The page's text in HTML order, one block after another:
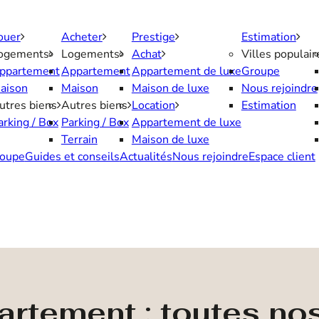
biens
/ Box
Acheter
Logements
Appartement
Maison
Autres biens
Parking / Box
Terrain
Prestige
Achat
Appartement de luxe
Maison de luxe
Location
Appartement de luxe
Maison de luxe
Estimation
Villes
Groupe
Nous rejoindre
Estimation
Guides et conseilsActualitésNous rejoindreEspace client